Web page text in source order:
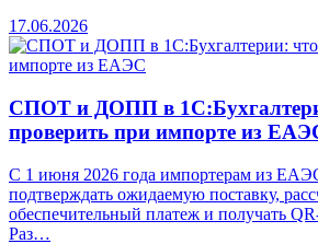
17.06.2026
СПОТ и ДОПП в
проверить при импорте из
С 1 июня 2026 года импортерам из
подтверждать ожидаемую поставку,
обеспечительный платеж и получать
Раз…